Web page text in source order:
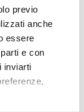
previo
anche
essere
e con
inviarti